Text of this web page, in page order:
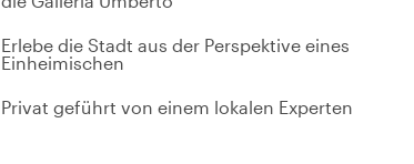
Erlebe die Stadt aus der Perspektive eines
Einheimischen
Privat geführt von einem lokalen Experten